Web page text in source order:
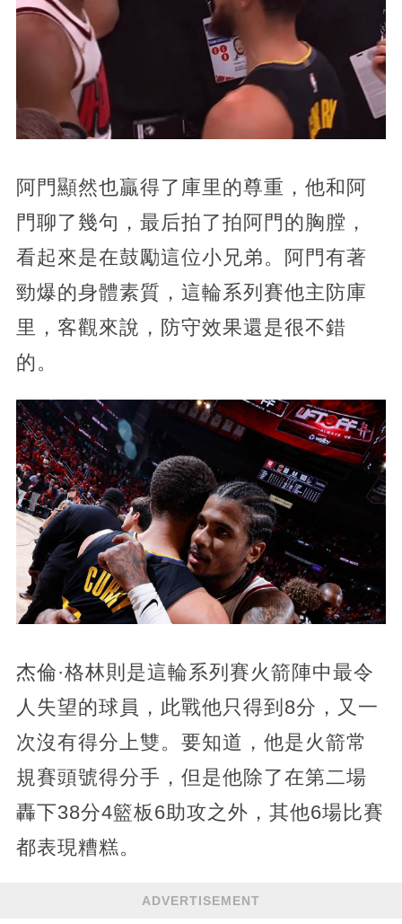
阿門顯然也贏得了庫里的尊重，他和阿
門聊了幾句，最后拍了拍阿門的胸膛，
看起來是在鼓勵這位小兄弟。阿門有著
勁爆的身體素質，這輪系列賽他主防庫
里，客觀來說，防守效果還是很不錯
的。
杰倫·格林則是這輪系列賽火箭陣中最令
人失望的球員，此戰他只得到8分，又一
次沒有得分上雙。要知道，他是火箭常
規賽頭號得分手，但是他除了在第二場
轟下38分4籃板6助攻之外，其他6場比賽
都表現糟糕。
ADVERTISEMENT